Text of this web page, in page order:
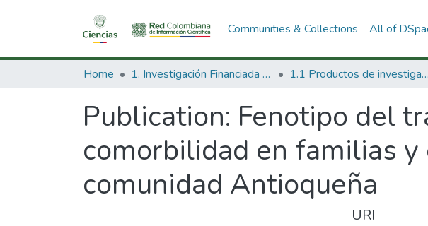
Communities & Collections All of
Home 1. Investigación Financiada con Recursos Públicos 1.1 Productos de investigación
Publication: Fenotipo del
comorbilidad en familias
comunidad Antioqueña
URI